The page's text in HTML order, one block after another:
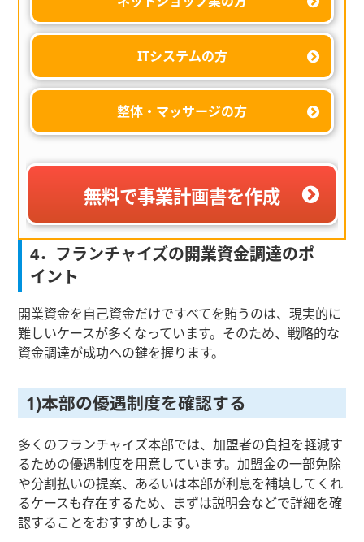
ITシステムの方
整体・マッサージの方
無料で事業計画書を作成
4．フランチャイズの開業資金調達のポ
イント
開業資金を自己資金だけですべてを賄うのは、現実的に
難しいケースが多くなっています。そのため、戦略的な
資金調達が成功への鍵を握ります。
1)本部の優遇制度を確認する
多くのフランチャイズ本部では、加盟者の負担を軽減す
るための優遇制度を用意しています。加盟金の一部免除
や分割払いの提案、あるいは本部が利息を補填してくれ
るケースも存在するため、まずは説明会などで詳細を確
認することをおすすめします。